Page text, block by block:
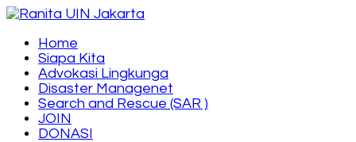
Skip
content
(Press
Enter)
Ranita UIN Jakarta
Orgnisasi SAR, Disaster Management, dan
Lingkungan Hidup Universiatas Islam Negri Syarif
Hidayatullah Jakarta
Home
Siapa Kita
Advokasi Lingkunga
Disaster Managenet
Search and Rescue (SAR )
JOIN
DONASI